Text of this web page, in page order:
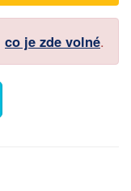
co je zde volné.